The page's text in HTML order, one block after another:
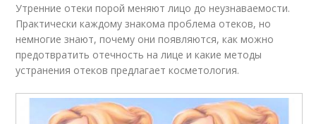
Утренние отеки порой меняют лицо до неузнаваемости.
Практически каждому знакома проблема отеков, но
немногие знают, почему они появляются, как можно
предотвратить отечность на лице и какие методы
устранения отеков предлагает косметология.